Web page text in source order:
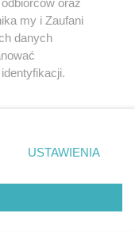
oraz
my i Zaufani
danych
prywatności
zgody
się takiemu
zastosowanie tylko
USTAWIENIA